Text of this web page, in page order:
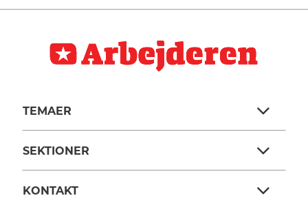
TEMAER
SEKTIONER
KONTAKT